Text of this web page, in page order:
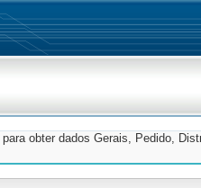
obter dados Gerais, Pedido,